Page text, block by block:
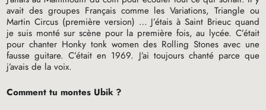
avait des groupes Français comme les Variations, Triangle ou
Martin Circus (première version) … J’étais à Saint Brieuc quand
je suis monté sur scène pour la première fois, au lycée. C’était
pour chanter Honky tonk women des Rolling Stones avec une
fausse guitare. C’était en 1969. J’ai toujours chanté parce que
j’avais de la voix.
Comment tu montes Ubik ?